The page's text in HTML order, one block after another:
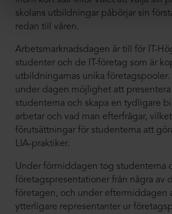
skolans utbildningar påbörjar sin
redan till våren.
Arbetsmarknadsdagen är till för IT-
studenter och de IT-företag som är
utbildningarnas unika företagspooler.
under dagen möjlighet att
studenterna och skapa en tydligare
arbetar och vad man efterfrågar,
förutsättningar för studenterna att
LIA-praktiker.
Under förmiddagen tog studenterna
företagspresentationer från några av
företagen, och under eftermiddagen
ytterligare representanter ur